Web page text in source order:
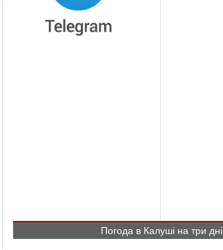
Погода в Калуші на три дні